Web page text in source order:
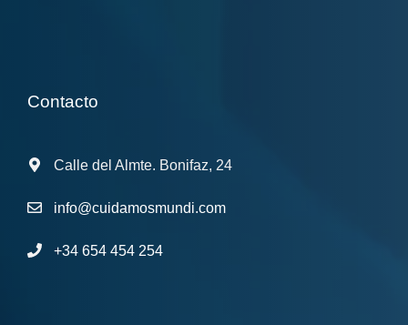
Contacto
Calle del Almte. Bonifaz, 24
info@cuidamosmundi.com
+34 654 454 254